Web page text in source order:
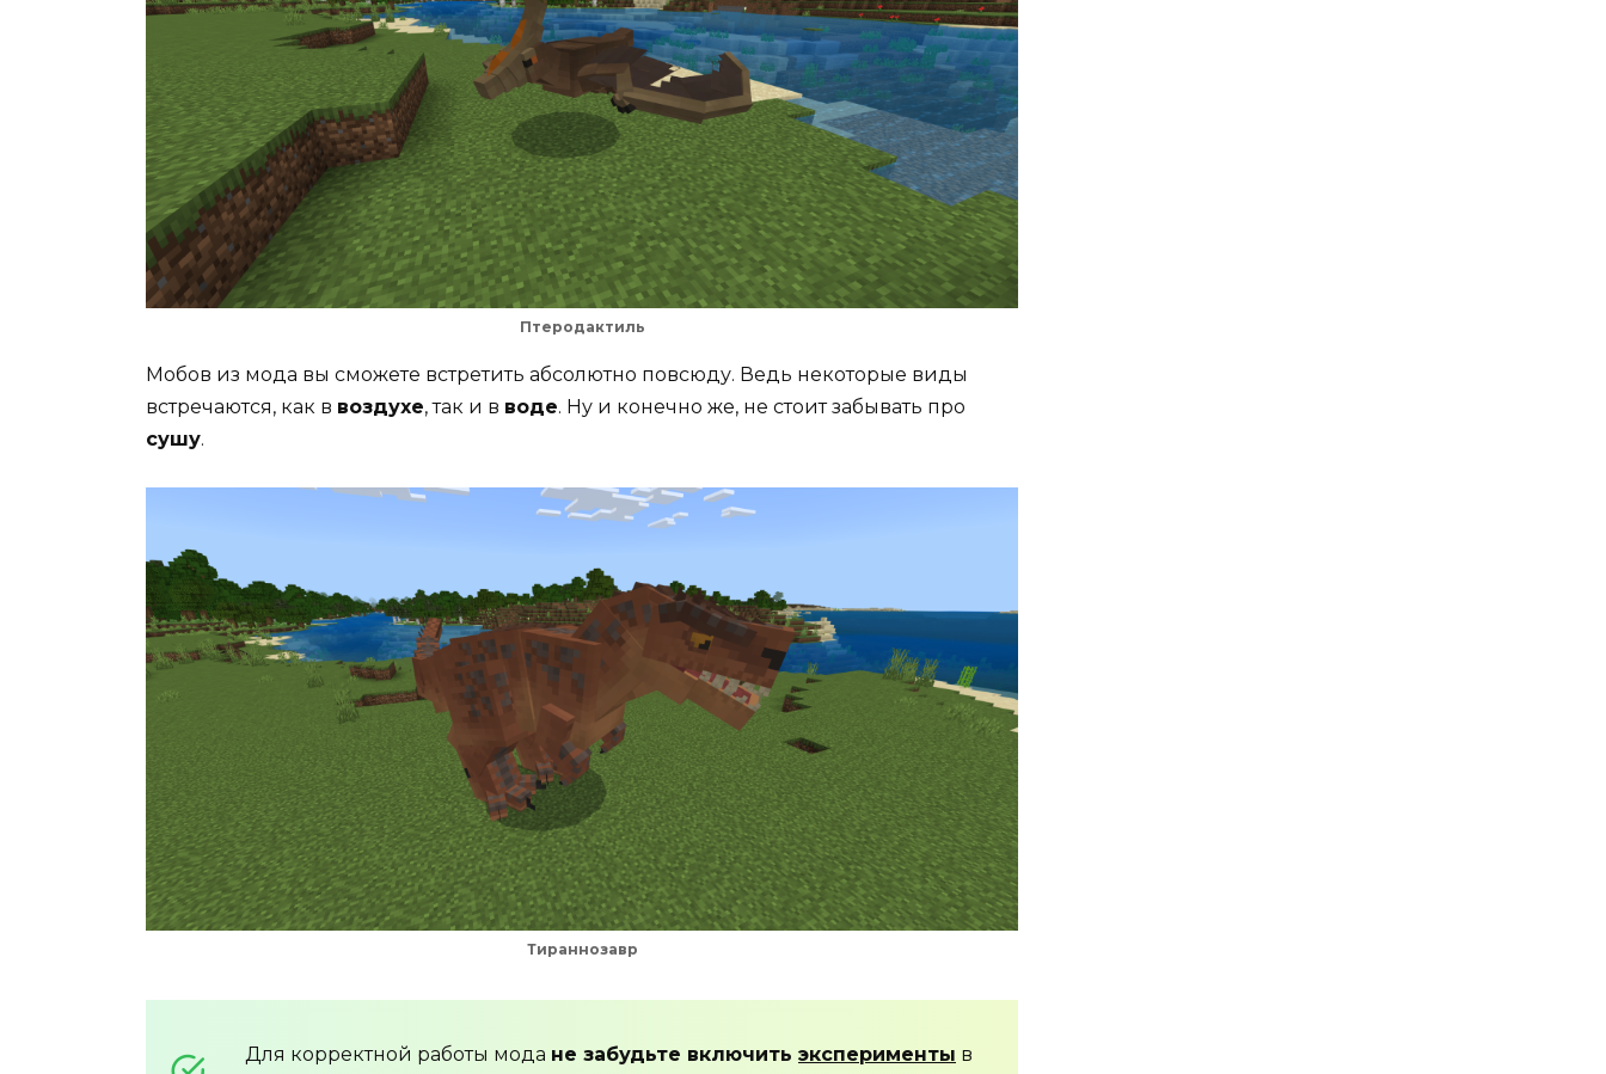
Птеродактиль
Мобов из мода вы сможете встретить абсолютно повсюду. Ведь некоторые виды
встречаются, как в воздухе, так и в воде. Ну и конечно же, не стоит забывать про
сушу.
Тираннозавр
Для корректной работы мода не забудьте включить эксперименты в